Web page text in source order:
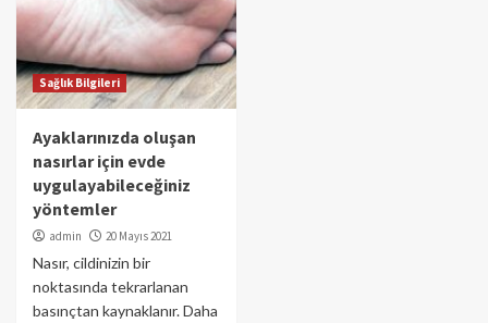
Sağlık Bilgileri
Ayaklarınızda oluşan
nasırlar için evde
uygulayabileceğiniz
yöntemler
admin 20 Mayıs 2021
Nasır, cildinizin bir
noktasında tekrarlanan
basınçtan kaynaklanır. Daha